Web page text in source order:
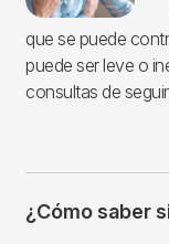
que se puede
puede ser leve o
consultas de
¿Cómo saber